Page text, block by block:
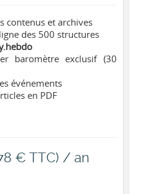
contenus et archives
des 500 structures
baromètre exclusif (30
événements
en PDF
€ TTC) / an